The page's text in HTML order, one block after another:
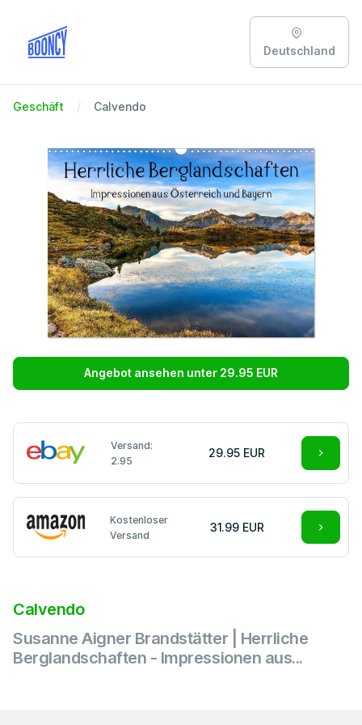
Deutschland
Geschäft Calvendo
Angebot ansehen unter 29.95 EUR
Versand:
2.95
29.95 EUR
Kostenloser
Versand
31.99 EUR
Calvendo
Susanne Aigner Brandstätter | Herrliche
Berglandschaften - Impressionen aus...